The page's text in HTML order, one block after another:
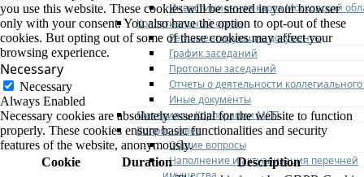
Инвестиционная карта Московской
Коллегиальный орган
Регламентирующие документы
График заседаний
Протоколы заседаний
Отчеты о деятельности
Иные документы
Материалы Корпорации МСП
Вопрос-ответ
Общие вопросы
Наполнение и актуализация перечней
you use this website. These cookies will be stored in your browser
only with your consent. You also have the option to opt-out of these
cookies. But opting out of some of these cookies may affect your
browsing experience.
Necessary
Necessary
Always Enabled
Necessary cookies are absolutely essential for the website to function
properly. These cookies ensure basic functionalities and security
features of the website, anonymously.
Cookie
Duration Description